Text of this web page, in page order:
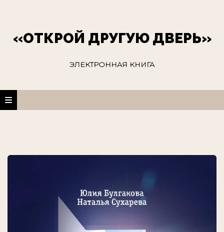
«ОТКРОЙ ДРУГУЮ ДВЕРЬ»
ЭЛЕКТРОННАЯ КНИГА